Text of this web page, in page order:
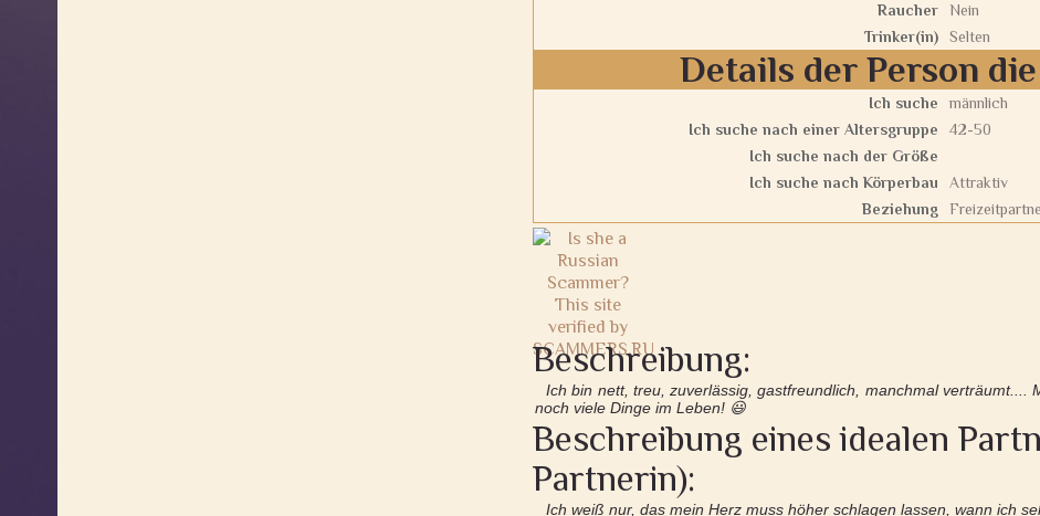
Raucher
Nein
Trinker(in)
Selten
Details der Person
Ich suche
männlich
Ich suche nach einer Altersgruppe
42-50
Ich suche nach der Größe
Ich suche nach Körperbau
Attraktiv
Beziehung
Beschreibung:
Ich bin nett, treu, zuverlässig, gastfreundlich, manchmal verträumt....
noch viele Dinge im Leben! 😃
Beschreibung eines idealen
Partnerin):
Ich weiß nur, das mein Herz muss höher schlagen lassen, wann ich